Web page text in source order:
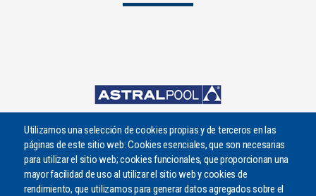
Utilizamos una selección de cookies propias y de terceros en las
páginas de este sitio web: Cookies esenciales, que son necesarias
para utilizar el sitio web; cookies funcionales, que proporcionan una
mayor facilidad de uso al utilizar el sitio web y cookies de
rendimiento, que utilizamos para generar datos agregados sobre el